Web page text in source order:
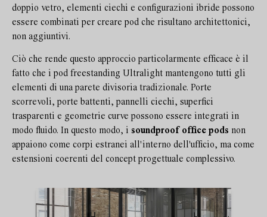
doppio vetro, elementi ciechi e configurazioni ibride possono
essere combinati per creare pod che risultano architettonici,
non aggiuntivi.
Ciò che rende questo approccio particolarmente efficace è il
fatto che i pod freestanding Ultralight mantengono tutti gli
elementi di una parete divisoria tradizionale. Porte
scorrevoli, porte battenti, pannelli ciechi, superfici
trasparenti e geometrie curve possono essere integrati in
modo fluido. In questo modo, i soundproof office pods non
appaiono come corpi estranei all'interno dell'ufficio, ma come
estensioni coerenti del concept progettuale complessivo.